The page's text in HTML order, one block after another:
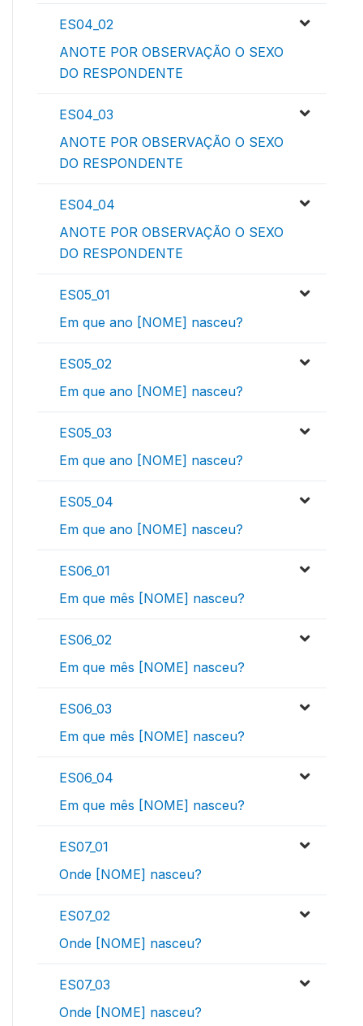
ES04_02
ANOTE POR OBSERVAÇÃO O SEXO
DO RESPONDENTE
ES04_03
ANOTE POR OBSERVAÇÃO O SEXO
DO RESPONDENTE
ES04_04
ANOTE POR OBSERVAÇÃO O SEXO
DO RESPONDENTE
ES05_01
Em que ano [NOME] nasceu?
ES05_02
Em que ano [NOME] nasceu?
ES05_03
Em que ano [NOME] nasceu?
ES05_04
Em que ano [NOME] nasceu?
ES06_01
Em que mês [NOME] nasceu?
ES06_02
Em que mês [NOME] nasceu?
ES06_03
Em que mês [NOME] nasceu?
ES06_04
Em que mês [NOME] nasceu?
ES07_01
Onde [NOME] nasceu?
ES07_02
Onde [NOME] nasceu?
ES07_03
Onde [NOME] nasceu?